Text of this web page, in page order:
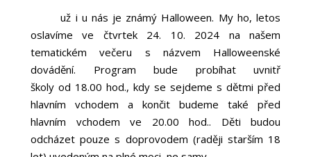
už i u nás je známý Halloween. My ho, letos
oslavíme ve čtvrtek 24. 10. 2024 na našem
tematickém večeru s názvem Halloweenské
dovádění. Program bude probíhat uvnitř
školy od 18.00 hod., kdy se sejdeme s dětmi před
hlavním vchodem a končit budeme také před
hlavním vchodem ve 20.00 hod.. Děti budou
odcházet pouze s doprovodem (raději starším 18